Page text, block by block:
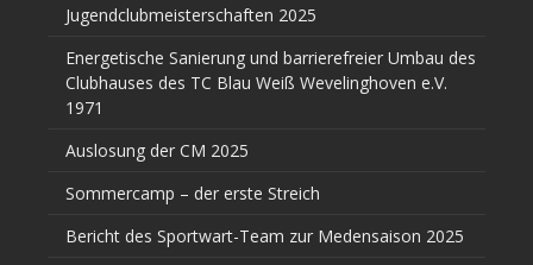
Jugendclubmeisterschaften 2025
Energetische Sanierung und barrierefreier Umbau des
Clubhauses des TC Blau Weiß Wevelinghoven e.V.
1971
Auslosung der CM 2025
Sommercamp – der erste Streich
Bericht des Sportwart-Team zur Medensaison 2025